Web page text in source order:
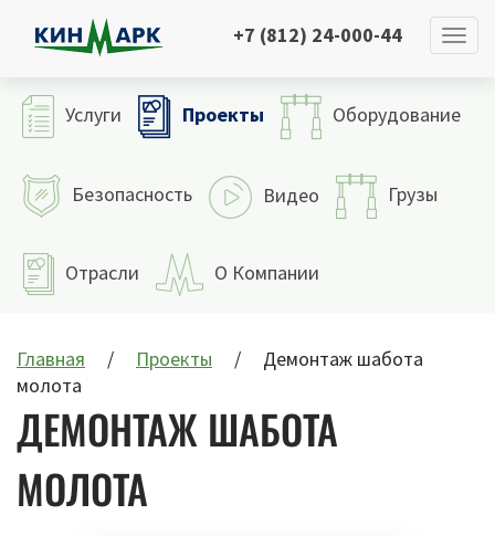
+7 (812) 24-000-44
Услуги Проекты Оборудование
Безопасность Видео Грузы
Отрасли О Компании
Главная Проекты
Демонтаж шабота
молота
ДЕМОНТАЖ ШАБОТА
МОЛОТА